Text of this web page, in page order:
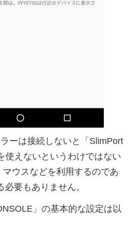
ーは接続しないと「SlimPort
使えないというわけではない
ウスなどを利用するのであ
要もありません。
」の基本的な設定は以